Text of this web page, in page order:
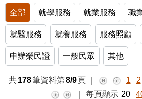
全部 就學服務 就業服務 職
就醫服務 就養服務 服務照顧
申辦榮民證 一般民眾 其他
共 178筆資料第8/9 頁 1 2
每頁顯示 20